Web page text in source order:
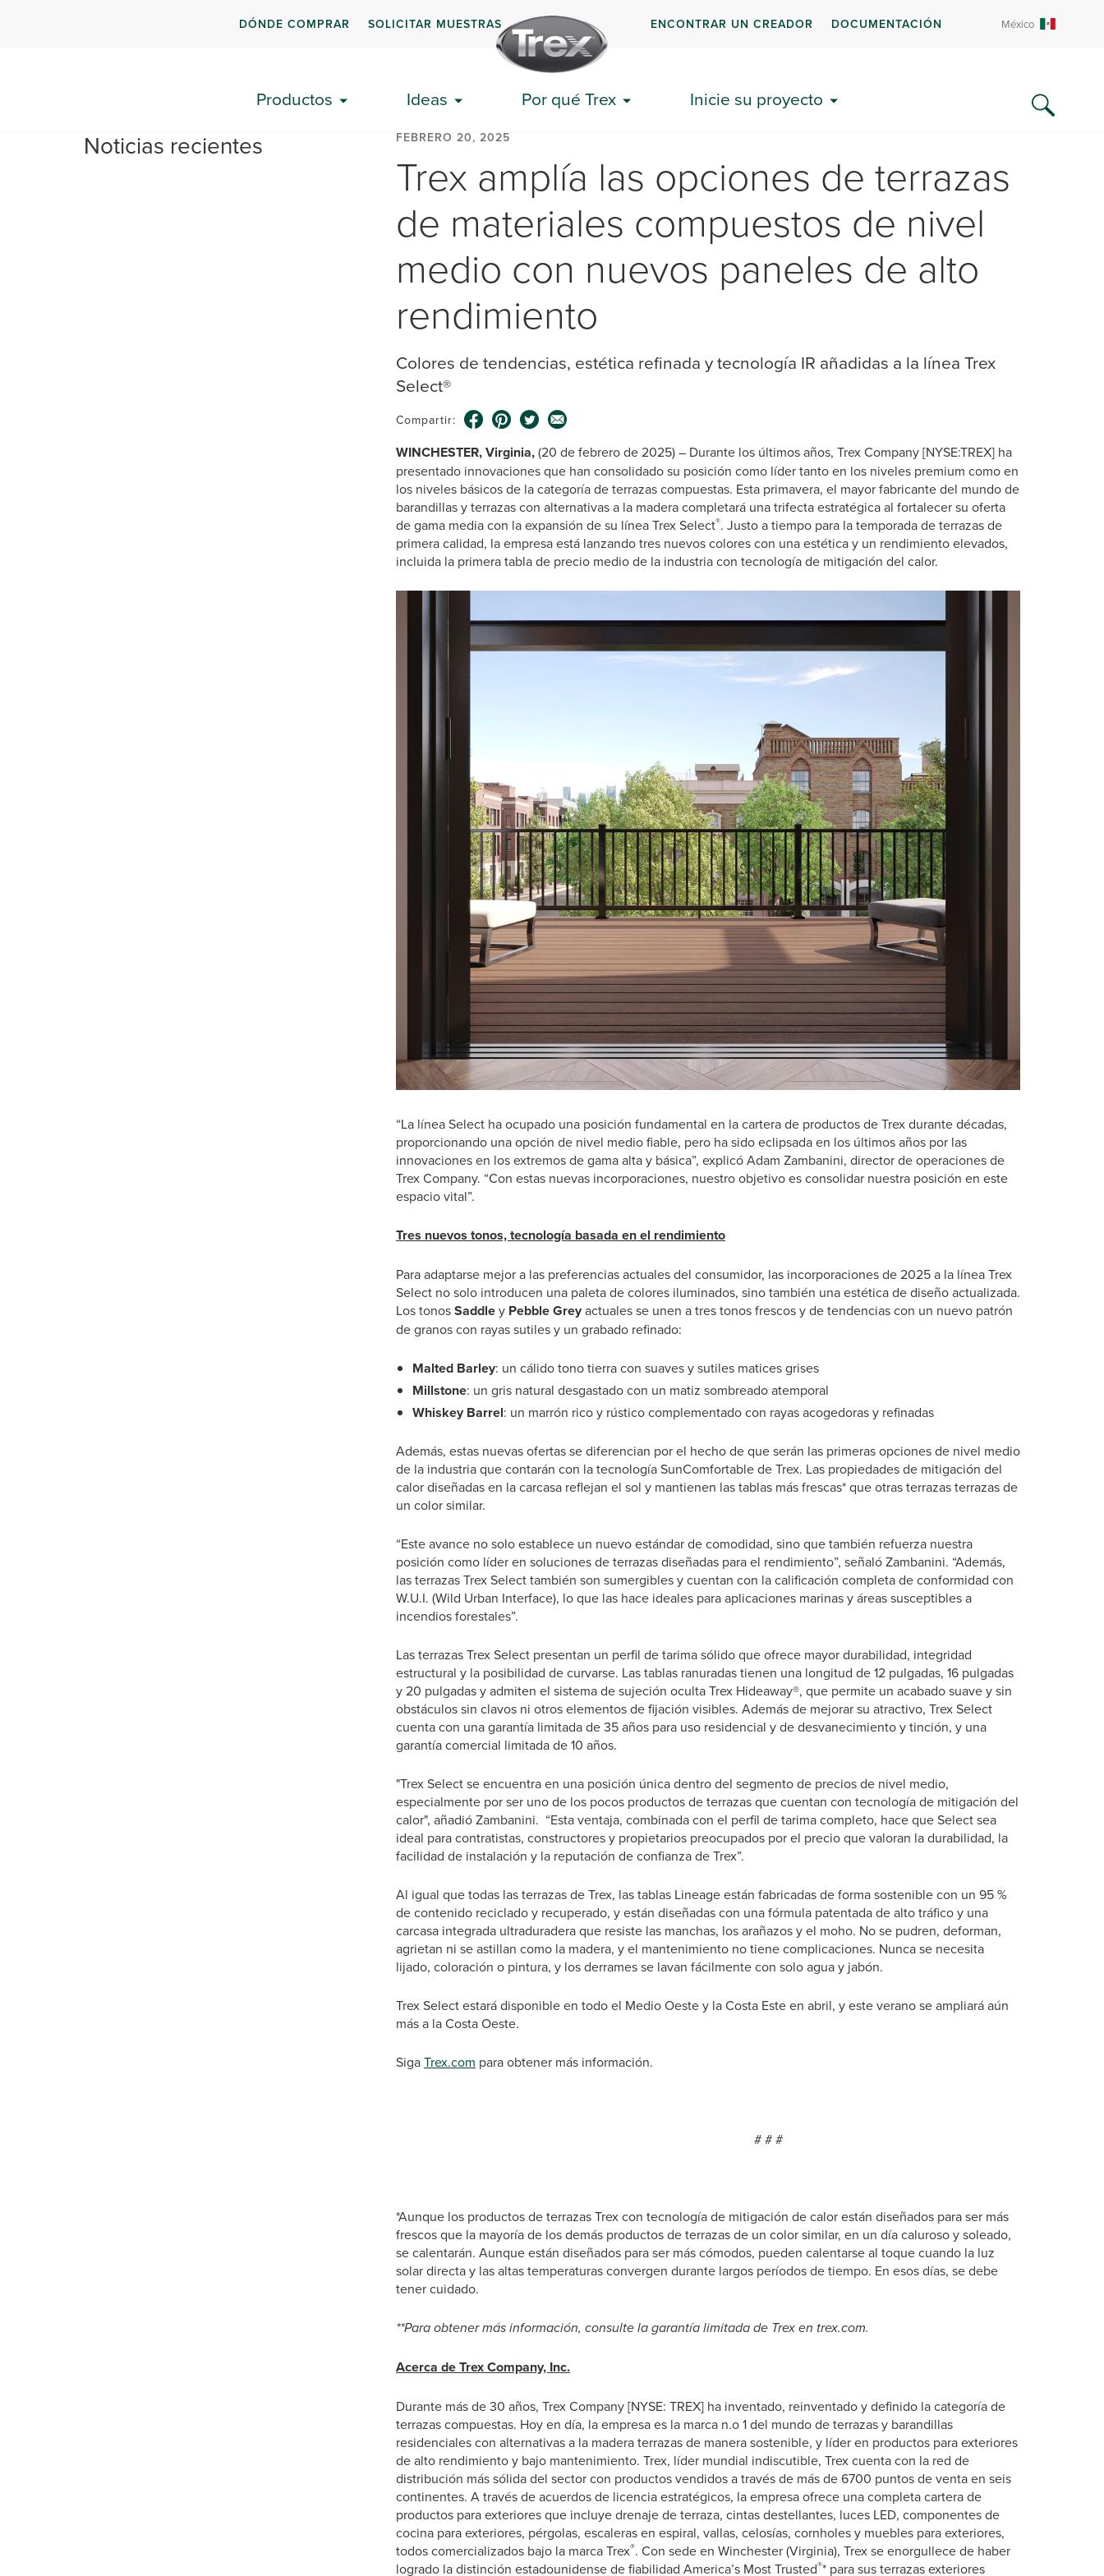
DÓNDE COMPRAR SOLICITAR MUESTRAS ENCONTRAR UN CREADOR DOCUMENTACIÓN México
Productos Ideas Por qué Trex Inicie su proyecto
Noticias recientes FEBRERO 20, 2025
Trex amplía las opciones de terrazas
de materiales compuestos de nivel
medio con nuevos paneles de alto
rendimiento
Colores de tendencias, estética refinada y tecnología IR añadidas a la línea Trex
Select®
Compartir:
WINCHESTER, Virginia,(20 de febrero de 2025) – Durante los últimos años, Trex Company [NYSE:TREX] ha
presentado innovaciones que han consolidado su posición como líder tanto en los niveles premium como en
los niveles básicos de la categoría de terrazas compuestas. Esta primavera, el mayor fabricante del mundo de
barandillas y terrazas con alternativas a la madera completará una trifecta estratégica al fortalecer su oferta
de gama media con la expansión de su línea Trex Select®. Justo a tiempo para la temporada de terrazas de
primera calidad, la empresa está lanzando tres nuevos colores con una estética y un rendimiento elevados,
incluida la primera tabla de precio medio de la industria con tecnología de mitigación del calor.
“La línea Select ha ocupado una posición fundamental en la cartera de productos de Trex durante décadas,
proporcionando una opción de nivel medio fiable, pero ha sido eclipsada en los últimos años por las
innovaciones en los extremos de gama alta y básica”, explicó Adam Zambanini, director de operaciones de
Trex Company. “Con estas nuevas incorporaciones, nuestro objetivo es consolidar nuestra posición en este
espacio vital”.
Tres nuevos tonos, tecnología basada en el rendimiento
Para adaptarse mejor a las preferencias actuales del consumidor, las incorporaciones de 2025 a la línea Trex
Select no solo introducen una paleta de colores iluminados, sino también una estética de diseño actualizada.
Los tonosSaddley Pebble Greyactuales se unen a tres tonos frescos y de tendencias con un nuevo patrón
de granos con rayas sutiles y un grabado refinado:
Malted Barley: un cálido tono tierra con suaves y sutiles matices grises
Millstone: un gris natural desgastado con un matiz sombreado atemporal
Whiskey Barrel: un marrón rico y rústico complementado con rayas acogedoras y refinadas
Además, estas nuevas ofertas se diferencian por el hecho de que serán las primeras opciones de nivel medio
de la industria que contarán con la tecnología SunComfortable de Trex. Las propiedades de mitigación del
calor diseñadas en la carcasa reflejan el sol y mantienen las tablas más frescas* que otras terrazas terrazas de
un color similar.
“Este avance no solo establece un nuevo estándar de comodidad, sino que también refuerza nuestra
posición como líder en soluciones de terrazas diseñadas para el rendimiento”, señaló Zambanini. “Además,
las terrazas Trex Select también son sumergibles y cuentan con la calificación completa de conformidad con
W.U.I. (Wild Urban Interface), lo que las hace ideales para aplicaciones marinas y áreas susceptibles a
incendios forestales”.
Las terrazas Trex Select presentan un perfil de tarima sólido que ofrece mayor durabilidad, integridad
estructural y la posibilidad de curvarse. Las tablas ranuradas tienen una longitud de 12 pulgadas, 16 pulgadas
y 20 pulgadas y admiten el sistema de sujeción oculta Trex Hideaway®, que permite un acabado suave y sin
obstáculos sin clavos ni otros elementos de fijación visibles. Además de mejorar su atractivo, Trex Select
cuenta con una garantía limitada de 35 años para uso residencial y de desvanecimiento y tinción, y una
garantía comercial limitada de 10 años.
"Trex Select se encuentra en una posición única dentro del segmento de precios de nivel medio,
especialmente por ser uno de los pocos productos de terrazas que cuentan con tecnología de mitigación del
calor", añadió Zambanini. “Esta ventaja, combinada con el perfil de tarima completo, hace que Select sea
ideal para contratistas, constructores y propietarios preocupados por el precio que valoran la durabilidad, la
facilidad de instalación y la reputación de confianza de Trex”.
Al igual que todas las terrazas de Trex, las tablas Lineage están fabricadas de forma sostenible con un 95 %
de contenido reciclado y recuperado, y están diseñadas con una fórmula patentada de alto tráfico y una
carcasa integrada ultraduradera que resiste las manchas, los arañazos y el moho. No se pudren, deforman,
agrietan ni se astillan como la madera, y el mantenimiento no tiene complicaciones. Nunca se necesita
lijado, coloración o pintura, y los derrames se lavan fácilmente con solo agua y jabón.
Trex Select estará disponible en todo el Medio Oeste y la Costa Este en abril, y este verano se ampliará aún
más a la Costa Oeste.
SigaTrex.com para obtener más información.
# # #
*Aunque los productos de terrazas Trex con tecnología de mitigación de calor están diseñados para ser más
frescos que la mayoría de los demás productos de terrazas de un color similar, en un día caluroso y soleado,
se calentarán. Aunque están diseñados para ser más cómodos, pueden calentarse al toque cuando la luz
solar directa y las altas temperaturas convergen durante largos períodos de tiempo. En esos días, se debe
tener cuidado.
**Para obtener más información, consulte la garantía limitada de Trex en trex.com.
Acerca de Trex Company, Inc.
Durante más de 30 años, Trex Company [NYSE: TREX] ha inventado, reinventado y definido la categoría de
terrazas compuestas. Hoy en día, la empresa es la marca n.o 1 del mundo de terrazas y barandillas
residenciales con alternativas a la madera terrazas de manera sostenible, y líder en productos para exteriores
de alto rendimiento y bajo mantenimiento. Trex, líder mundial indiscutible, Trex cuenta con la red de
distribución más sólida del sector con productos vendidos a través de más de 6700 puntos de venta en seis
continentes. A través de acuerdos de licencia estratégicos, la empresa ofrece una completa cartera de
productos para exteriores que incluye drenaje de terraza, cintas destellantes, luces LED, componentes de
cocina para exteriores, pérgolas, escaleras en espiral, vallas, celosías, cornholes y muebles para exteriores,
todos comercializados bajo la marca Trex®. Con sede en Winchester (Virginia), Trex se enorgullece de haber
logrado la distinción estadounidense de fiabilidad America’s Most Trusted®* para sus terrazas exteriores